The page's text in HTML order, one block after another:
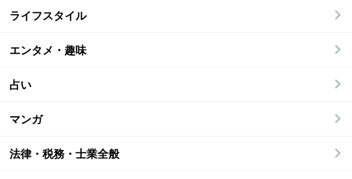
ライフスタイル
エンタメ・趣味
占い
マンガ
法律・税務・士業全般